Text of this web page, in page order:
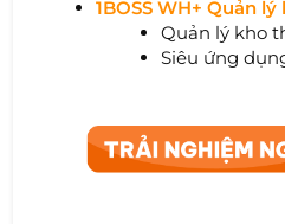
1BOSS WH+ Quản lý
Quản lý kho
Siêu ứng